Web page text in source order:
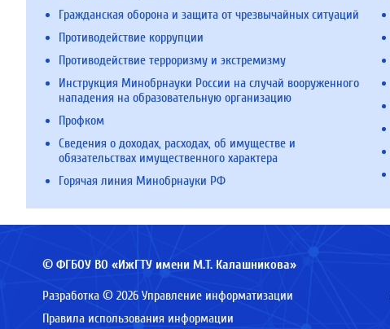
Гражданская оборона и защита от чрезвычайных ситуаций
Противодействие коррупции
Противодействие терроризму и экстремизму
Инструкция Минобрнауки России на случай вооруженного
нападения на образовательную организацию
Профком
Сведения о доходах, расходах, об имуществе и
обязательствах имущественного характера
Горячая линия Минобрнауки РФ
© ФГБОУ ВО «ИжГТУ имени М.Т. Калашникова»
Разработка © 2026 Управление информатизации
Правила использования информации